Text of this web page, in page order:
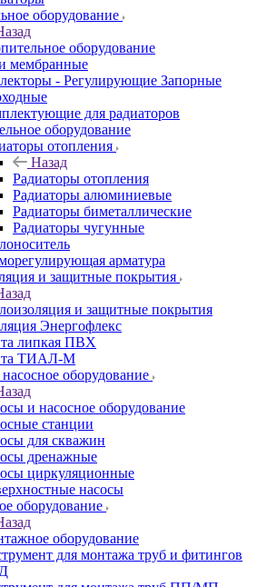
оборудование
оборудование
мембранные
- Регулирующие Запорные
для радиаторов
оборудование
отопления
Назад
Радиаторы отопления
Радиаторы алюминиевые
Радиаторы биметаллические
Радиаторы чугунные
арматура
и защитные покрытия
и защитные покрытия
Энергофлекс
липкая ПВХ
ТИАЛ-М
оборудование
и насосное оборудование
станции
для скважин
дренажные
циркуляционные
насосы
оборудование
оборудование
для монтажа труб и фитингов